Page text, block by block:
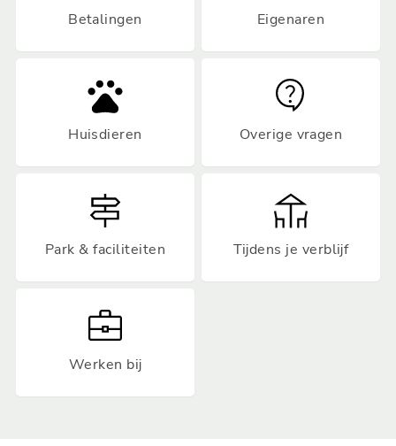
Betalingen Eigenaren
Huisdieren Overige vragen
Park & faciliteiten Tijdens je verblijf
Werken bij